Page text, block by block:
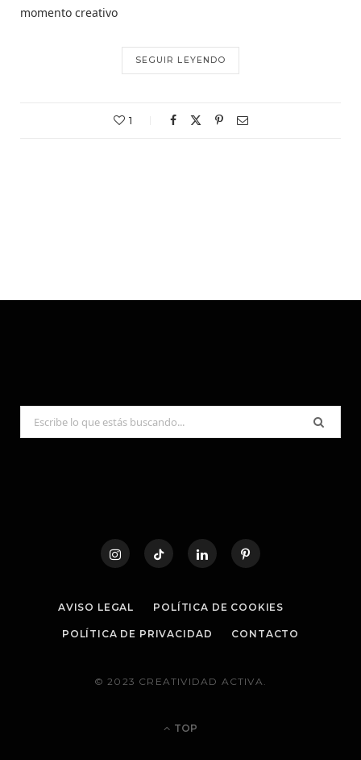
momento creativo
SEGUIR LEYENDO
1
Search
for:
AVISO LEGAL POLÍTICA DE COOKIES
POLÍTICA DE PRIVACIDAD CONTACTO
© 2023 CREATIVIDAD ACTIVA.
TOP